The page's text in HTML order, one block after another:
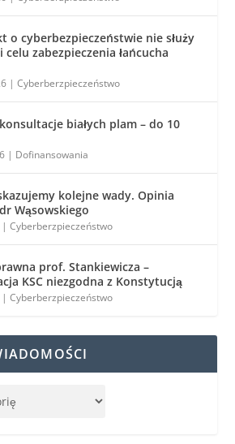
o cyberbezpieczeństwie nie służy
celu zabezpieczenia łańcucha
|Cyberberzpieczeństwo
białych plam – do 10
| Dofinansowania
kolejne wady. Opinia
Wąsowskiego
|Cyberberzpieczeństwo
prof. Stankiewicza –
KSC niezgodna z Konstytucją
|Cyberberzpieczeństwo